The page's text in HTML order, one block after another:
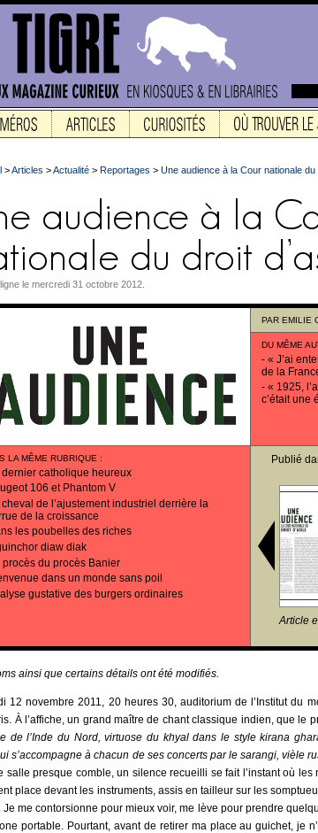
>Articles >Actualité > Reportages > Une audience à la Cour nationale du
le mercredi 31 octobre 2012.
PAR EMILIE
DU MÊME
- « J’ai
de la
- « 1925,
c’était une
LA MÊME RUBRIQUE :
dernier catholique heureux
106 et Phantom V
cheval de l’ajustement industriel derrière la
de la croissance
les poubelles des riches
diaw diak
procès du procès Banier
dans un monde sans poil
gustative des burgers ordinaires
Publié
Article
ainsi que certains détails ont été modifiés.
12 novembre 2011, 20 heures 30, auditorium de l’Institut du
À l’affiche, un grand maître de chant classique indien, que le
de l’Inde du Nord, virtuose du khyal dans le style kirana
s’accompagne à chacun de ses concerts par le sarangi, vièle
salle presque comble, un silence recueilli se fait l’instant où
place devant les instruments, assis en tailleur sur les
Je me contorsionne pour mieux voir, me lève pour prendre
portable. Pourtant, avant de retirer ma place au guichet, je